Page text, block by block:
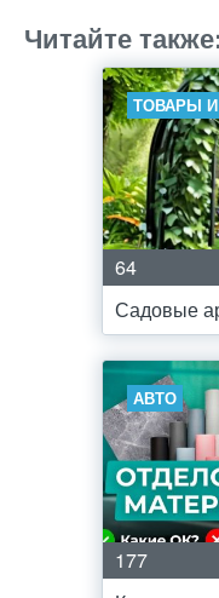
Читайте
ТОВАРЫ И
64
Садовые
АВТО
177